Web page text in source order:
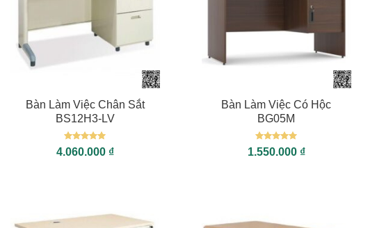
Bàn Làm Việc Chân Sắt
BS12H3-LV
Được xếp
hạng55
4.060.000 ₫
Bàn Làm Việc Có Hộc
BG05M
Được xếp
hạng55
1.550.000 ₫